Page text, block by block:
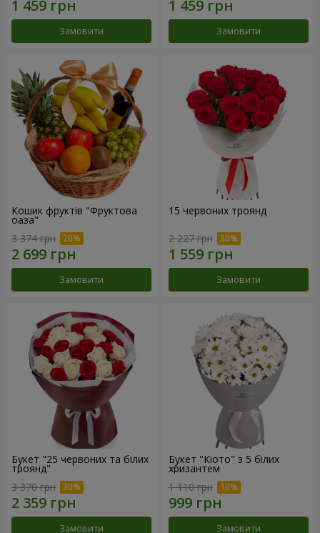
Замовити Замовити
Кошик фруктів "Фруктова
оаза"
3 374 грн
Замовити
15 червоних троянд
2 227 грн
Замовити
Букет "25 червоних та білих
троянд"
3 370 грн
Замовити
Букет "Кіото" з 5 білих
хризантем
1 110 грн
Замовити